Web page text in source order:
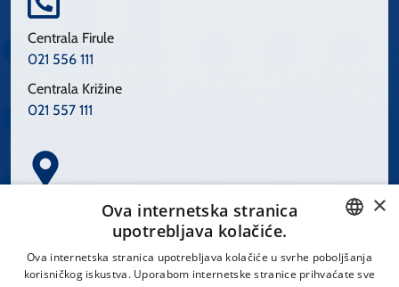
Centrala Firule
021 556 111
Centrala Križine
021 557 111
Spinčićeva 1, 21000 Split
CROATIAN
×
Ova internetska stranica
upotrebljava kolačiće.
Ova internetska stranica upotrebljava kolačiće u svrhe poboljšanja
korisničkog iskustva. Uporabom internetske stranice prihvaćate sve